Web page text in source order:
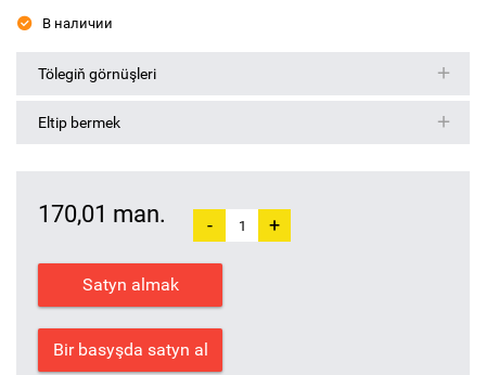
В наличии
Tölegiň görnüşleri
Eltip bermek
170,01 man. - +
Satyn almak
Bir basyşda satyn al